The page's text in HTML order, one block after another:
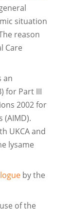
situation
reason
Care
an
for Part III
2002 for
(AIMD).
UKCA and
lysame
by the
of the